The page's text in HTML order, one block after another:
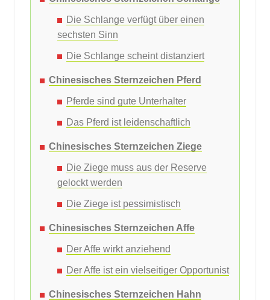
Die Schlange verfügt über einen
sechsten Sinn
Die Schlange scheint distanziert
Chinesisches Sternzeichen Pferd
Pferde sind gute Unterhalter
Das Pferd ist leidenschaftlich
Chinesisches Sternzeichen Ziege
Die Ziege muss aus der Reserve
gelockt werden
Die Ziege ist pessimistisch
Chinesisches Sternzeichen Affe
Der Affe wirkt anziehend
Der Affe ist ein vielseitiger Opportunist
Chinesisches Sternzeichen Hahn